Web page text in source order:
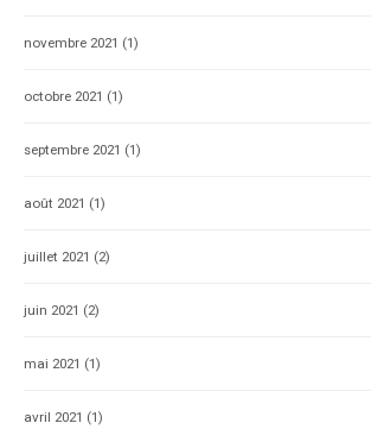
novembre 2021 (1)
octobre 2021 (1)
septembre 2021 (1)
août 2021 (1)
juillet 2021 (2)
juin 2021 (2)
mai 2021 (1)
avril 2021 (1)